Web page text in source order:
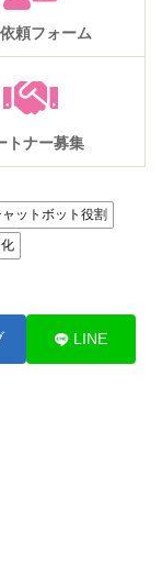
頼フォーム
トナー募集
ャットボット役割
LINE